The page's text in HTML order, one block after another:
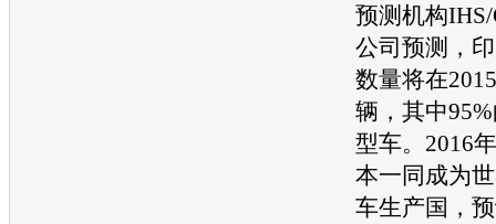
预测机构
公司预测，
数量将在
辆，其中
型车。2016
本一同成为
车生产国，